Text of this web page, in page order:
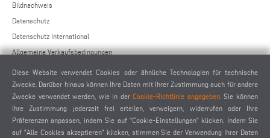
Bildnachweis
Datenschutz
Datenschutz international
Allgemeine Verkaufsbedingungen
Allgemeine Einkaufsbedingungen
Cookie-Einstellungen
Verhaltenskodex für Lieferanten
Diese Website verwendet Cookies oder ähnliche Technologien für technische
Zwecke. Darüber hinaus können Ihre Daten mit Ihrer Zustimmung auch für andere
Zwecke verwendet werden, wie in derCookie-Richtlinie angegeben. Sie können
Ihre Zustimmung jederzeit frei erteilen, verweigern, widerrufen oder Ihre
Präferenzen anpassen, indem Sie auf "Cookie-Einstellungen" klicken. Indem Sie
auf "Alle Cookies akzeptieren" klicken, stimmen Sie der Verwendung Ihrer Daten